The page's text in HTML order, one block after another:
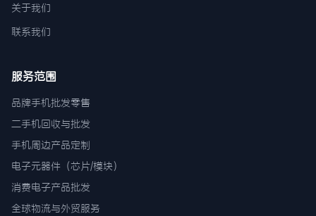
关于我们
联系我们
服务范围
品牌手机批发零售
二手机回收与批发
手机周边产品定制
电子元器件（芯片/模块）
消费电子产品批发
全球物流与外贸服务